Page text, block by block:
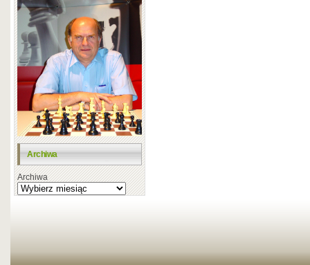
Archiwa
Archiwa